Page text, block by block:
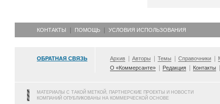
КОНТАКТЫ ПОМОЩЬ УСЛОВИЯ ИСПОЛЬЗОВАНИЯ
ОБРАТНАЯ СВЯЗЬ Архив Авторы Темы Справочники
О «Коммерсанте»
Редакция Контакты
МАТЕРИАЛЫ С ТАКОЙ МЕТКОЙ, ПАРТНЕРСКИЕ ПРОЕКТЫ И НОВОСТИ
КОМПАНИЙ ОПУБЛИКОВАНЫ НА КОММЕРЧЕСКОЙ ОСНОВЕ